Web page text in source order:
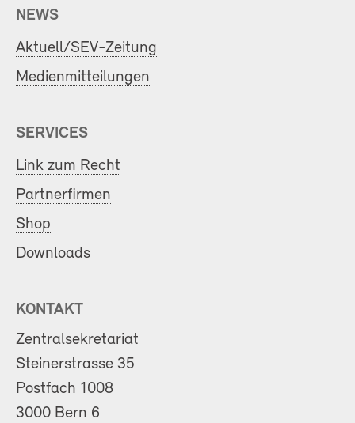
NEWS
Aktuell/SEV-Zeitung
Medienmitteilungen
SERVICES
Link zum Recht
Partnerfirmen
Shop
Downloads
KONTAKT
Zentralsekretariat
Steinerstrasse 35
Postfach 1008
3000 Bern 6